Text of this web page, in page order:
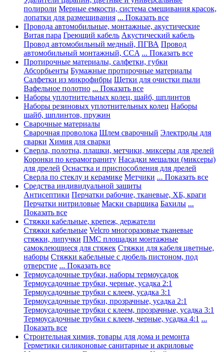
полироли Мерные емкости, система смешивания красок,
лопатки для размешивания ... Показать все
Провода автомобильные, монтажные, акустические
Витая пара Греющий кабель Акустический кабель
Провод автомобильный медный, ПГВА Провод
автомобильный монтажный, CCA ... Показать все
Протирочные материалы, салфетки, губки
Абсорбьенты Бумажные протирочные материалы
Салфетки из микрофибры Щетки для очистки пыли
Вафельное полотно ... Показать все
Наборы уплотнительных колец, шайб, шплинтов
Наборы резиновых уплотнительных колец Наборы
шайб, шплинтов, пружин
Сварочные материалы
Сварочная проволока Шлем сварочный Электроды для
сварки Химия для сварки
Сверла, полотна, плашки, метчики, миксеры для дрелей
Коронки по керамограниту Насадки мешалки (миксеры)
для дрелей Оснастка и приспособления для дрелей
Сверла по стеклу и керамике Метчики ... Показать все
Средства индивидуальной защиты
Антисептики Перчатки рабочие, тканевые, ХБ, краги
Перчатки нитриловые Маски сварщика Бахилы ...
Показать все
Стяжки кабельные, крепеж, держатели
Стяжки кабельные Velcro многоразовые тканевые
стяжки, липучки ПМС площадки монтажные
самоклеющиеся для стяжек Стяжки для кабеля цветные,
наборы Стяжки кабельные с дюбель пистоном, под
отверстие ... Показать все
Термоусадочные трубки, наборы термоусадок
Термоусадочные трубки, черные, усадка 2:1
Термоусадочные трубки с клеем, усадка 3:1
Термоусадочные трубки, прозрачные, усадка 2:1
Термоусадочные трубки с клеем, прозрачные, усадка 3:1
Термоусадочные трубки с клеем, черные, усадка 4:1 ...
Показать все
Строительная химия, товары для дома и ремонта
Герметики силиконовые санитарные и акриловые